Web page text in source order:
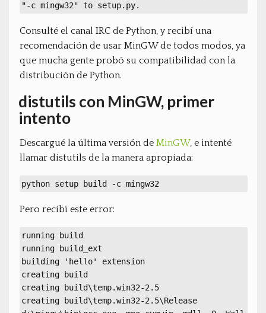
"-c mingw32" to setup.py.
Consulté el canal IRC de Python, y recibí una
recomendación de usar MinGW de todos modos, ya
que mucha gente probó su compatibilidad con la
distribución de Python.
distutils con MinGW, primer
intento
Descargué la última versión de MinGW, e intenté
llamar distutils de la manera apropiada:
python setup build -c mingw32
Pero recibí este error:
running build
running build_ext
building 'hello' extension
creating build
creating build\temp.win32-2.5
creating build\temp.win32-2.5\Release